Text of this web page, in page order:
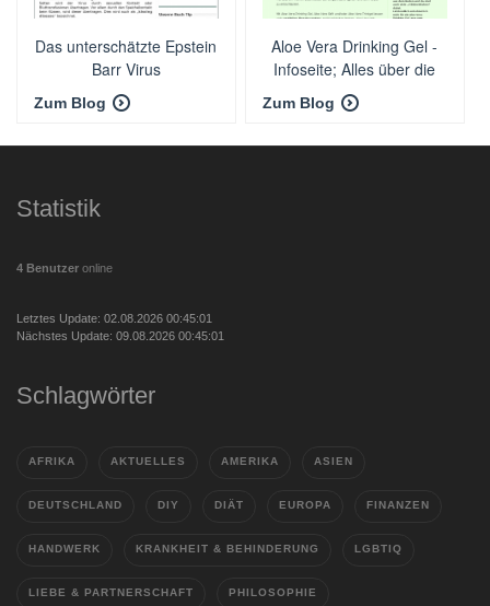
Das unterschätzte Epstein
Barr Virus
Zum Blog
Aloe Vera Drinking Gel -
Infoseite; Alles über die
Aloe Vera Pflanze
Zum Blog
Statistik
4 Benutzer online
Letztes Update: 02.08.2026 00:45:01
Nächstes Update: 09.08.2026 00:45:01
Schlagwörter
AFRIKA AKTUELLES AMERIKA ASIEN
DEUTSCHLAND DIY DIÄT EUROPA FINANZEN
HANDWERK KRANKHEIT & BEHINDERUNG LGBTIQ
LIEBE & PARTNERSCHAFT PHILOSOPHIE